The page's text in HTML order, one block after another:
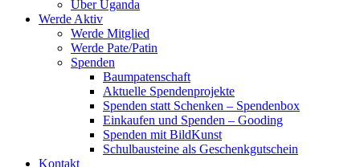
Über Uganda
Werde Aktiv
Werde Mitglied
Werde Pate/Patin
Spenden
Baumpatenschaft
Aktuelle Spendenprojekte
Spenden statt Schenken – Spendenbox
Einkaufen und Spenden – Gooding
Spenden mit BildKunst
Schulbausteine als Geschenkgutschein
Kontakt